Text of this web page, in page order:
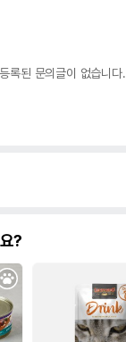
등록된 문의글이 없습니다.
?